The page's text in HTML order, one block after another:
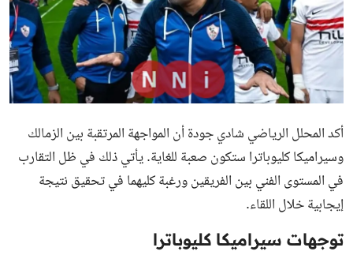
منوعات
أكد المحلل الرياضي شادي جودة أن المواجهة المرتقبة بين الزمالك
وسيراميكا كليوباترا ستكون صعبة للغاية. يأتي ذلك في ظل التقارب
في المستوى الفني بين الفريقين ورغبة كليهما في تحقيق نتيجة
إيجابية خلال اللقاء.
توجهات سيراميكا كليوباترا